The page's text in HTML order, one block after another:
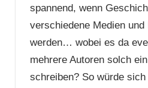
spannend, wenn
verschiedene Medien
werden… wobei es da
mehrere Autoren solch
schreiben? So würde